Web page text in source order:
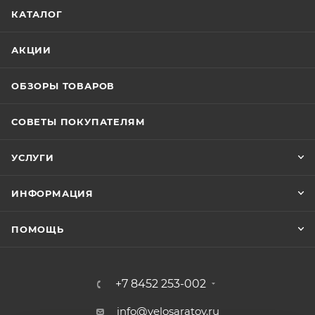
КАТАЛОГ
АКЦИИ
ОБЗОРЫ ТОВАРОВ
СОВЕТЫ ПОКУПАТЕЛЯМ
УСЛУГИ
ИНФОРМАЦИЯ
ПОМОЩЬ
+7 8452 253-002
info@velosaratov.ru